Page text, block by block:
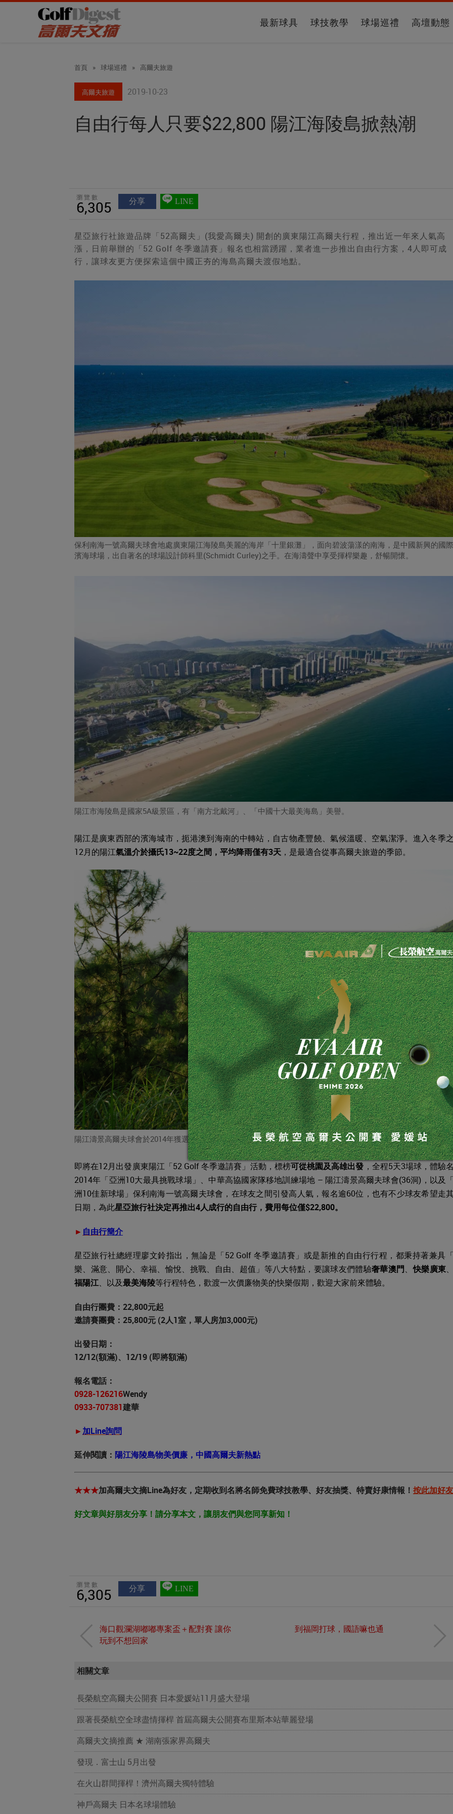
最新球具 球技教學 球場巡禮 高壇動態
首頁 » 球場巡禮 » 高爾夫旅遊
高爾夫旅遊 2019-10-23
自由行每人只要$22,800 陽江海陵島掀熱潮
瀏覽數
6,305 分享 LINE
星亞旅行社旅遊品牌「52高爾夫」(我愛高爾夫) 開創的廣東陽江高爾夫行程，推出近一年來人氣高
漲，日前舉辦的「52 Golf 冬季邀請賽」報名也相當踴躍，業者進一步推出自由行方案，4人即可成
行，讓球友更方便探索這個中國正夯的海島高爾夫渡假地點。
保利南海一號高爾夫球會地處廣東陽江海陵島美麗的海岸「十里銀灘」，面向碧波蕩漾的南海，是中國新興的國
濱海球場，出自著名的球場設計師科里(Schmidt Curley)之手。在海濤聲中享受揮桿樂趣，舒暢開懷。
陽江市海陵島是國家5A級景區，有「南方北戴河」、「中國十大最美海島」美譽。
陽江是廣東西部的濱海城市，扼港澳到海南的中轉站，自古物產豐饒、氣候溫暖、空氣潔淨。進入冬季
12月的陽江氣溫介於攝氏13~22度之間，平均降雨僅有3天，是最適合從事高爾夫旅遊的季節。
陽江濤景高爾夫球會於2014年獲選為「亞洲10大最具挑戰球場」。
即將在12月出發廣東陽江「52 Golf 冬季邀請賽」活動，標榜可從桃園及高雄出發 ，全程5天3場球，體驗
2014年「亞洲10大最具挑戰球場」、中華高協國家隊移地訓練場地 – 陽江濤景高爾夫球會(36洞)，以及
洲10佳新球場」保利南海一號高爾夫球會，在球友之間引發高人氣，報名逾60位，也有不少球友希望走
日期，為此星亞旅行社決定再推出4人成行的自由行，費用每位僅$22,800。
► 自由行簡介
星亞旅行社總經理廖文鈴指出，無論是「52 Golf 冬季邀請賽」或是新推的自由行行程，都秉持著兼具
樂、滿意、開心、幸福、愉悅、挑戰、自由、超值」等八大特點，要讓球友們體驗奢華澳門、快樂廣東
福陽江、以及最美海陵等行程特色，歡渡一次價廉物美的快樂假期，歡迎大家前來體驗。
自由行團費：22,800元起
邀請賽團費：25,800元 (2人1室，單人房加3,000元)
出發日期：
12/12(額滿)、12/19 (即將額滿)
報名電話：
0928-126216Wendy
0933-707381建華
►加Line詢問
延伸閱讀： 陽江海陵島物美價廉，中國高爾夫新熱點
★★★加高爾夫文摘Line為好友，定期收到名將名師免費球技教學、好友抽獎、特賣好康情報！ 按此加好友
好文章與好朋友分享！請分享本文，讓朋友們與您同享新知！
瀏覽數
6,305 分享 LINE
海口觀瀾湖嘟嘟專案盃＋配對賽 讓你
玩到不想回家
到福岡打球，國語嘛也通
相關文章
長榮航空高爾夫公開賽 日本愛媛站11月盛大登場
跟著長榮航空全球盡情揮桿 首屆高爾夫公開賽布里斯本站華麗登場
高爾夫文摘推薦 ★ 湖南張家界高爾夫
發現．富士山 5月出發
在火山群間揮桿！濟州高爾夫獨特體驗
神戶高爾夫 日本名球場體驗